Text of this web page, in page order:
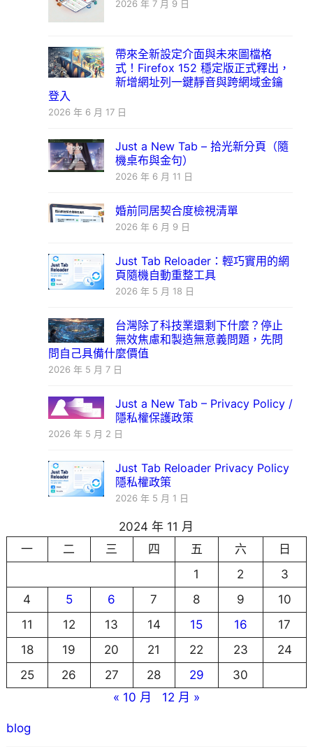
2026 年 7 月 9 日
帶來全新設定介面與未來圖檔格
式！Firefox 152 穩定版正式釋出，
新增網址列一鍵靜音與跨網域金鑰
登入
2026 年 6 月 17 日
Just a New Tab – 拾光新分頁（隨
機桌布與金句）
2026 年 6 月 11 日
婚前同居契合度檢視清單
2026 年 6 月 9 日
Just Tab Reloader：輕巧實用的網
頁隨機自動重整工具
2026 年 5 月 18 日
台灣除了科技業還剩下什麼？停止
無效焦慮和製造無意義問題，先問
問自己具備什麼價值
2026 年 5 月 7 日
Just a New Tab – Privacy Policy /
隱私權保護政策
2026 年 5 月 2 日
Just Tab Reloader Privacy Policy
隱私權政策
2026 年 5 月 1 日
2024 年 11 月
一
二 三 四 五 六
日
1
2
3
4
5 6 7 8 9
10
11
12 13 14 15 16
17
18
19 20 21 22 23
24
25
26 27 28 29
30
« 10 月
12 月 »
blog